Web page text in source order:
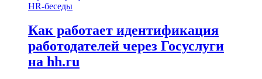
HR-беседы
Как работает идентификация
работодателей через Госуслуги
на hh.ru